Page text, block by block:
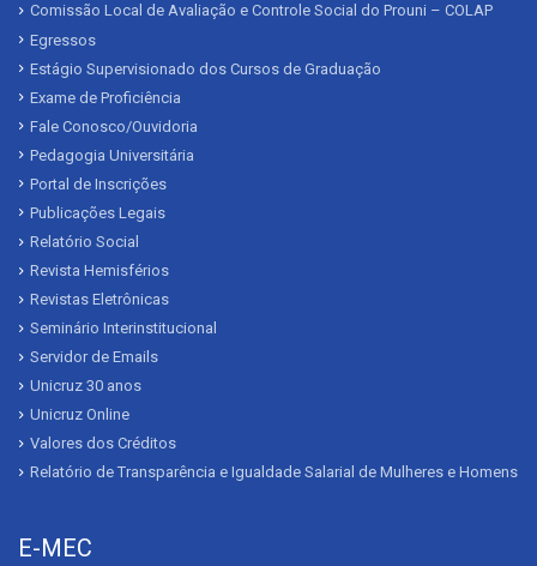
Comissão Local de Avaliação e Controle Social do Prouni – COLAP
Egressos
Estágio Supervisionado dos Cursos de Graduação
Exame de Proficiência
Fale Conosco/Ouvidoria
Pedagogia Universitária
Portal de Inscrições
Publicações Legais
Relatório Social
Revista Hemisférios
Revistas Eletrônicas
Seminário Interinstitucional
Servidor de Emails
Unicruz 30 anos
Unicruz Online
Valores dos Créditos
Relatório de Transparência e Igualdade Salarial de Mulheres e Homens
E-MEC